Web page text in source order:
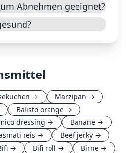
Abnehmen geeignet?
→ Marzipan →
Balisto orange →
dressing → Banane →
reis → Beef jerky →
→ Bifi roll → Birne →